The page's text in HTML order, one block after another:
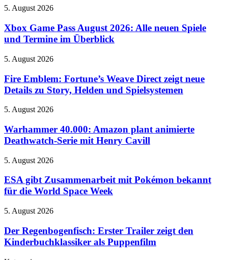
Kultserie
Atlantis
Doku-
Reihe
Rätsel-
Design
der
Neuinterpretation
Xbox
Pass
August
2026:
neuen
und
Termine
Überblick
5. August 2026
Xbox Game Pass August 2026: Alle neuen Spiele
und Termine im Überblick
Fire
Fortune’s
Weave
Direct
neue
zu
Story,
und
5. August 2026
Fire Emblem: Fortune’s Weave Direct zeigt neue
Details zu Story, Helden und Spielsystemen
Warhammer
Amazon
plant
animierte
Serie
Henry
Cavill
5. August 2026
Warhammer 40.000: Amazon plant animierte
Deathwatch-Serie mit Henry Cavill
ESA
Zusammenarbeit
mit
Pokémon
für
World
Space
5. August 2026
ESA gibt Zusammenarbeit mit Pokémon bekannt
für die World Space Week
Der
Erster
Trailer
zeigt
5. August 2026
Der Regenbogenfisch: Erster Trailer zeigt den
Kinderbuchklassiker als Puppenfilm